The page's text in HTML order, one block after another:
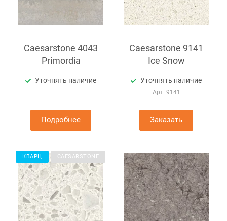
Caesarstone 4043
Primordia
Уточнять наличие
Подробнее
Caesarstone 9141
Ice Snow
Уточнять наличие
Арт. 9141
Заказать
КВАРЦ CAESARSTONE